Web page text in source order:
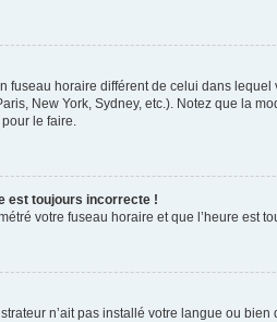
fuseau horaire différent de celui dans
New York, Sydney, etc.). Notez que la
pour le faire.
est toujours incorrecte !
votre fuseau horaire et que l’heure
n’ait pas installé votre langue ou